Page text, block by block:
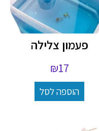
פעמון צלילה
₪17
הוספה לסל